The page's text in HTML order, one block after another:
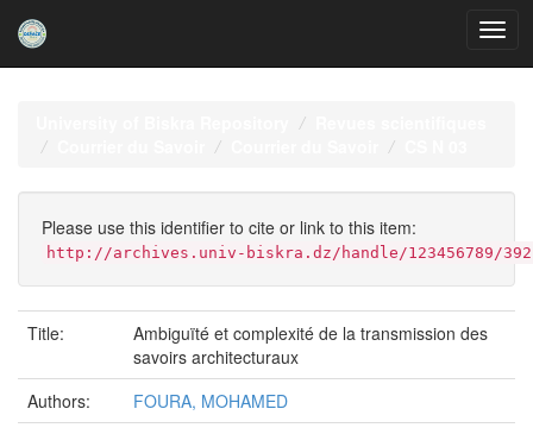
Please use this identifier to cite or link to this item:
http://archives.univ-biskra.dz/handle/123456789/392
Title:
Ambiguïté et complexité de la transmission des
savoirs architecturaux
Authors:
FOURA, MOHAMED